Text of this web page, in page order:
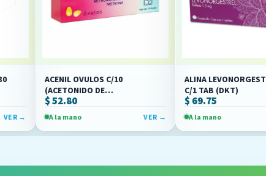
ACENIL OVULOS C/10
(ACETONIDO DE
FLUOCINOLONA/METRONIDAZOL/NISTANTINA)
(TOCOGINO)
A la mano
ALINA LEVONORGESTREL 1.5MG
C/1 TAB (DKT)
A la mano